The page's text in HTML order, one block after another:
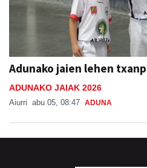
Adunako jaien lehen
ADUNAKO JAIAK 2026
Aiurri abu 05, 08:47 ADUNA